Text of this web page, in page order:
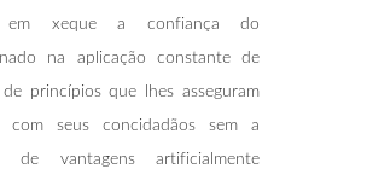
em xeque a confiança do
na aplicação constante de
princípios que lhes asseguram
com seus concidadãos sem a
de vantagens artificialmente